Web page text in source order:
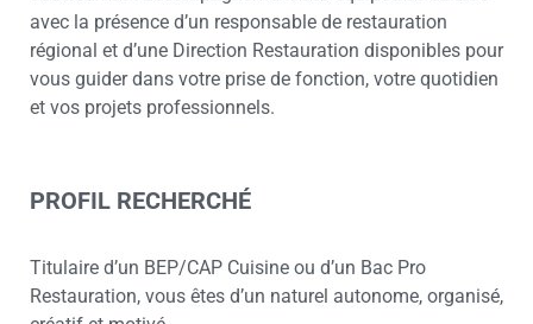
avec la présence d’un responsable de restauration
régional et d’une Direction Restauration disponibles pour
vous guider dans votre prise de fonction, votre quotidien
et vos projets professionnels.
PROFIL RECHERCHÉ
Titulaire d’un BEP/CAP Cuisine ou d’un Bac Pro
Restauration, vous êtes d’un naturel autonome, organisé,